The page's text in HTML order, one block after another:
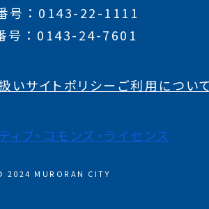
号
0143-22-1111
号
0143-24-7601
いサイトポリシーご利用について
2024 MURORAN CITY